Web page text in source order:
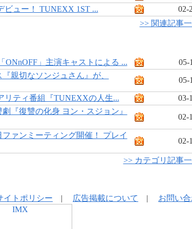
ビュー！ TUNEXX 1ST ...
02-
>> 関連記事
ONnOFF」主演キャストによる ...
05-
親切なソンジュさん』が、
05-
リティ番組『TUNEXXの人生...
03-
『復讐の化身 ヨン・スジョン』
02-
ァンミーティング開催！ プレイ
02-
>> カテゴリ記事
イトポリシー | 広告掲載について | お問い